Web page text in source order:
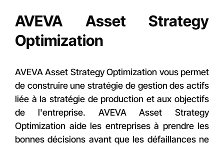
AVEVA Asset Strategy
Optimization
AVEVA Asset Strategy Optimization vous permet
de construire une stratégie de gestion des actifs
liée à la stratégie de production et aux objectifs
de l'entreprise. AVEVA Asset Strategy
Optimization aide les entreprises à prendre les
bonnes décisions avant que les défaillances ne